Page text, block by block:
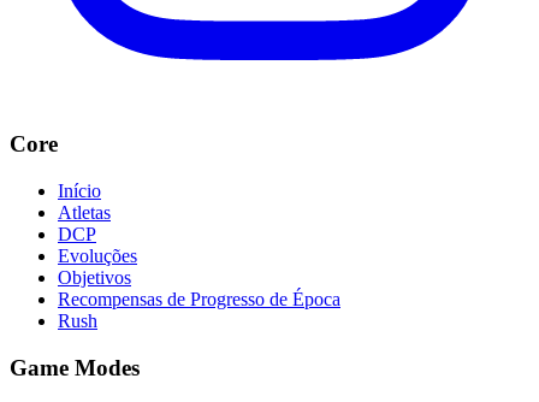
Core
Início
Atletas
DCP
Evoluções
Objetivos
Recompensas de Progresso de Época
Rush
Game Modes